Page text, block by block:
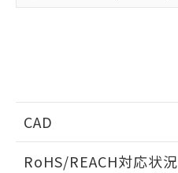
CAD
RoHS/REACH対応状況